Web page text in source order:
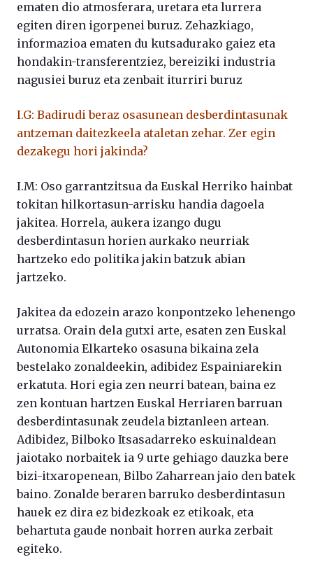
ematen dio atmosferara, uretara eta lurrera
egiten diren igorpenei buruz. Zehazkiago,
informazioa ematen du kutsadurako gaiez eta
hondakin-transferentziez, bereiziki industria
nagusiei buruz eta zenbait iturriri buruz
I.G: Badirudi beraz osasunean desberdintasunak
antzeman daitezkeela ataletan zehar. Zer egin
dezakegu hori jakinda?
I.M: Oso garrantzitsua da Euskal Herriko hainbat
tokitan hilkortasun-arrisku handia dagoela
jakitea. Horrela, aukera izango dugu
desberdintasun horien aurkako neurriak
hartzeko edo politika jakin batzuk abian
jartzeko.
Jakitea da edozein arazo konpontzeko lehenengo
urratsa. Orain dela gutxi arte, esaten zen Euskal
Autonomia Elkarteko osasuna bikaina zela
bestelako zonaldeekin, adibidez Espainiarekin
erkatuta. Hori egia zen neurri batean, baina ez
zen kontuan hartzen Euskal Herriaren barruan
desberdintasunak zeudela biztanleen artean.
Adibidez, Bilboko Itsasadarreko eskuinaldean
jaiotako norbaitek ia 9 urte gehiago dauzka bere
bizi-itxaropenean, Bilbo Zaharrean jaio den batek
baino. Zonalde beraren barruko desberdintasun
hauek ez dira ez bidezkoak ez etikoak, eta
behartuta gaude nonbait horren aurka zerbait
egiteko.